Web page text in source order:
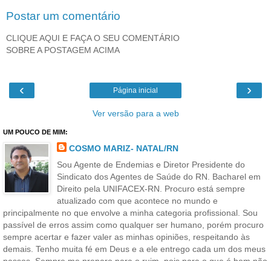
Postar um comentário
CLIQUE AQUI E FAÇA O SEU COMENTÁRIO
SOBRE A POSTAGEM ACIMA
‹ ›
Página inicial
Ver versão para a web
UM POUCO DE MIM:
COSMO MARIZ- NATAL/RN
Sou Agente de Endemias e Diretor Presidente do
Sindicato dos Agentes de Saúde do RN. Bacharel em
Direito pela UNIFACEX-RN. Procuro está sempre
atualizado com que acontece no mundo e
principalmente no que envolve a minha categoria profissional. Sou
passível de erros assim como qualquer ser humano, porém procuro
sempre acertar e fazer valer as minhas opiniões, respeitando às
demais. Tenho muita fé em Deus e a ele entrego cada um dos meus